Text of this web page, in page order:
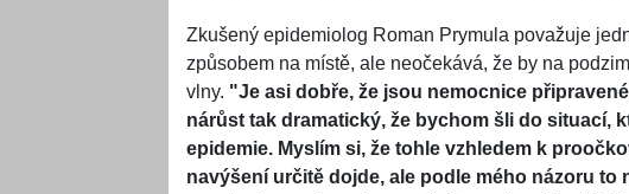
Zkušený epidemiolog Roman Prymula považuje
způsobem na místě, ale neočekává, že by na
vlny. "Je asi dobře, že jsou nemocnice
nárůst tak dramatický, že bychom šli do situací,
epidemie. Myslím si, že tohle vzhledem k
navýšení určitě dojde, ale podle mého názoru to